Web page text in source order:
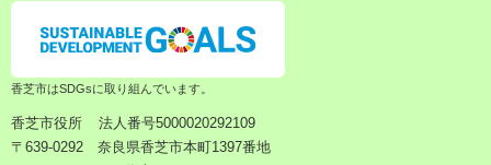
香芝市はSDGsに取り組んでいます。
香芝市役所
法人番号5000020292109
〒639-0292 奈良県香芝市本町1397番地